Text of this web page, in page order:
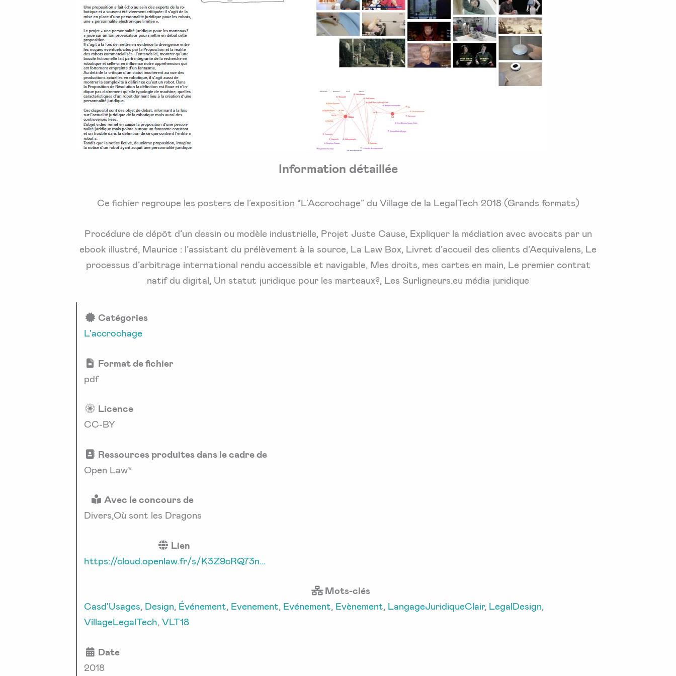
Information détaillée
Ce fichier regroupe les posters de l’exposition “L’Accrochage” du Village de la LegalTech 2018 (Grands formats)
Procédure de dépôt d’un dessin ou modèle industrielle, Projet Juste Cause, Expliquer la médiation avec avocats par un
ebook illustré, Maurice : l’assistant du prélèvement à la source, La Law Box, Livret d’accueil des clients d’Aequivalens, Le
processus d’arbitrage international rendu accessible et navigable, Mes droits, mes cartes en main, Le premier contrat
natif du digital, Un statut juridique pour les marteaux?, Les Surligneurs.eu média juridique
Catégories
L'accrochage
Format de fichier
pdf
Licence
CC-BY
Ressources produites dans le cadre de
Open Law*
Avec le concours de
Divers,Où sont les Dragons
Lien
https://cloud.openlaw.fr/s/K3Z9cRQ73n...
Mots-clés
Casd'Usages, Design, Événement, Evenement, Evénement, Evènement, LangageJuridiqueClair, LegalDesign,
VillageLegalTech, VLT18
Date
2018